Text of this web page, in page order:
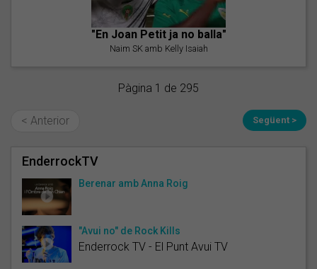
"En Joan Petit ja no balla"
Naim SK amb Kelly Isaiah
Pàgina 1 de 295
< Anterior Següent >
EnderrockTV
Berenar amb Anna Roig
"Avui no" de Rock Kills
Enderrock TV - El Punt Avui TV